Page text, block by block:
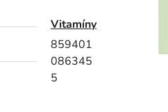
Vitamíny
859401
086345
5